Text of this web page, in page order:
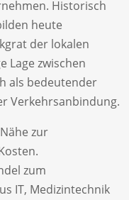
Historisch
heute
der lokalen
Lage zwischen
als bedeutender
Verkehrsanbindung.
zur
zum
IT, Medizintechnik